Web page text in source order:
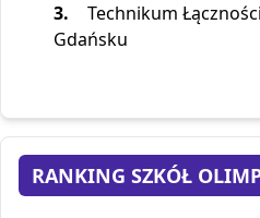
3.
Technikum
Gdańsku
RANKING SZKÓŁ